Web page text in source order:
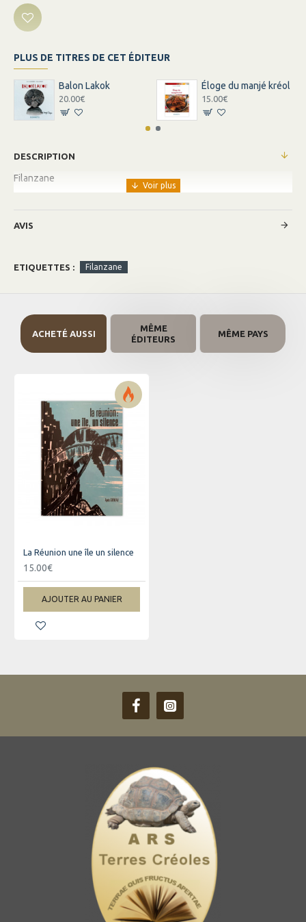
PLUS DE TITRES DE CET ÉDITEUR
Balon Lakok
20.00€
Éloge du manjé kréol
15.00€
DESCRIPTION
Filanzane
AVIS
ETIQUETTES : Filanzane
ACHETÉ AUSSI
MÊME
ÉDITEURS
MÊME PAYS
La Réunion une île un silence
15.00€
AJOUTER AU PANIER